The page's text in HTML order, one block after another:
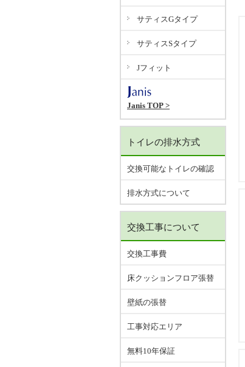
サティスGタイプ
サティスSタイプ
Jフィット
Janis TOP >
トイレの排水方式
交換可能なトイレの確認
排水方式について
交換工事について
交換工事費
床クッションフロア張替
壁紙の張替
工事対応エリア
無料10年保証